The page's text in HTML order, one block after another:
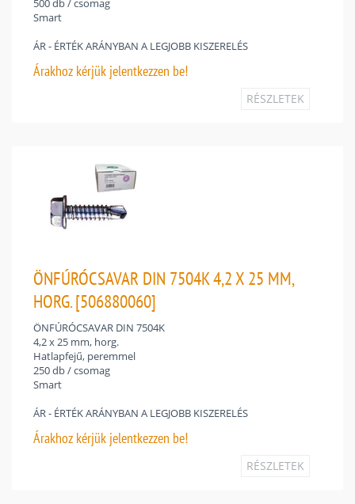
500 db / csomag
Smart
ÁR - ÉRTÉK ARÁNYBAN A LEGJOBB KISZERELÉS
Árakhoz kérjük jelentkezzen be!
RÉSZLETEK
ÖNFÚRÓCSAVAR DIN 7504K 4,2 X 25 MM,
HORG. [506880060]
ÖNFÚRÓCSAVAR DIN 7504K
4,2 x 25 mm, horg.
Hatlapfejű, peremmel
250 db / csomag
Smart
ÁR - ÉRTÉK ARÁNYBAN A LEGJOBB KISZERELÉS
Árakhoz kérjük jelentkezzen be!
RÉSZLETEK